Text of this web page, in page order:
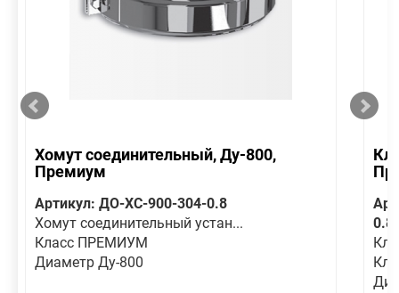
Хомут соединительный, Ду-800,
Премиум
Артикул: ДО-ХС-900-304-0.8
Хомут соединительный устан...
Класс ПРЕМИУМ
Диаметр Ду-800